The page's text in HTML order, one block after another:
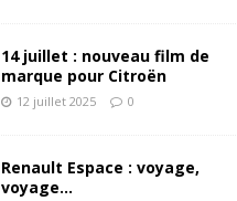
14 juillet : nouveau film de
marque pour Citroën
12 juillet 2025 0
Renault Espace : voyage,
voyage…